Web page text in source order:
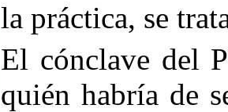
la práctica, se
El cónclave del
quién habría de